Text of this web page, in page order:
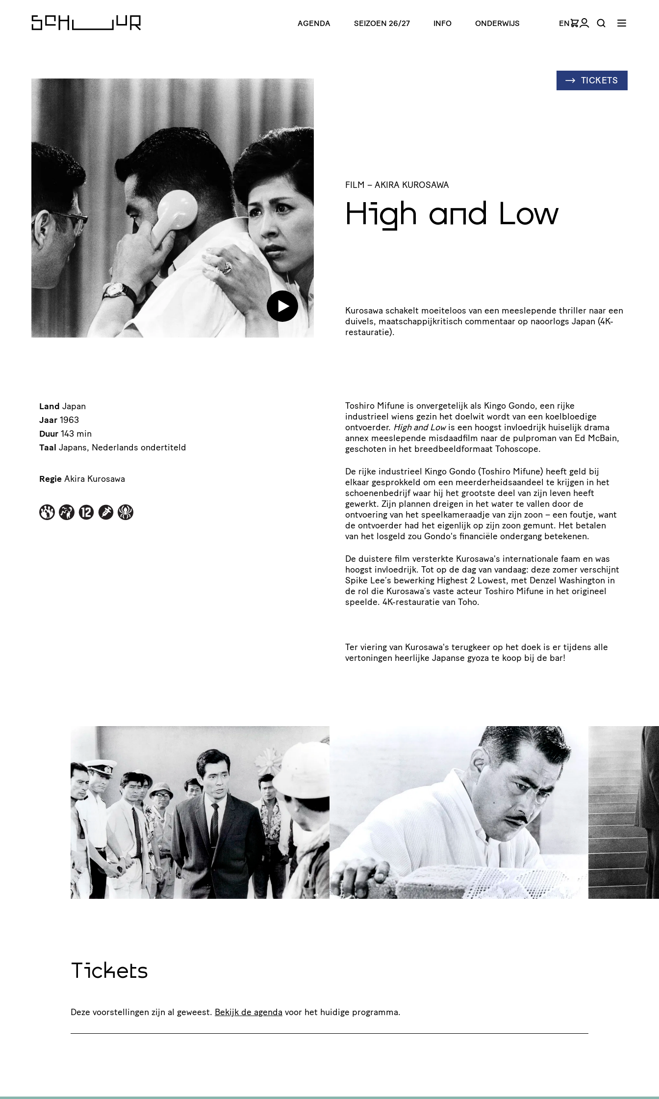
AGENDA SEIZOEN 26/27 INFO ONDERWIJS EN
TICKETS
FILM – AKIRA KUROSAWA
High and Low
Kurosawa schakelt moeiteloos van een meeslepende thriller naar een
duivels, maatschappijkritisch commentaar op naoorlogs Japan (4K-
restauratie).
Toshiro Mifune is onvergetelijk als Kingo Gondo, een rijke
industrieel wiens gezin het doelwit wordt van een koelbloedige
ontvoerder. High and Lowis een hoogst invloedrijk huiselijk drama
annex meeslepende misdaadfilm naar de pulproman van Ed McBain,
geschoten in het breedbeeldformaat Tohoscope.
De rijke industrieel Kingo Gondo (Toshiro Mifune) heeft geld bij
elkaar gesprokkeld om een meerderheidsaandeel te krijgen in het
schoenenbedrijf waar hij het grootste deel van zijn leven heeft
gewerkt. Zijn plannen dreigen in het water te vallen door de
ontvoering van het speelkameraadje van zijn zoon – een foutje, want
de ontvoerder had het eigenlijk op zijn zoon gemunt. Het betalen
van het losgeld zou Gondo's financiële ondergang betekenen.
De duistere film versterkte Kurosawa's internationale faam en was
hoogst invloedrijk. Tot op de dag van vandaag: deze zomer verschijnt
Spike Lee’s bewerking Highest 2 Lowest, met Denzel Washington in
de rol die Kurosawa’s vaste acteur Toshiro Mifune in het origineel
speelde. 4K-restauratie van Toho.
Ter viering van Kurosawa's terugkeer op het doek is er tijdens alle
vertoningen heerlijke Japanse gyoza te koop bij de bar!
Land Japan
Jaar 1963
Duur 143 min
Taal Japans, Nederlands ondertiteld
Regie Akira Kurosawa
Tickets
Deze voorstellingen zijn al geweest. Bekijk de agenda voor het huidige programma.